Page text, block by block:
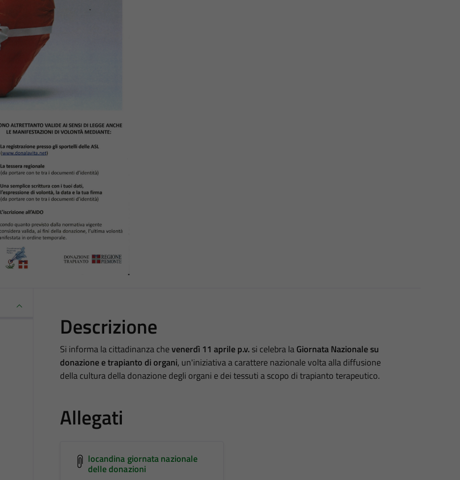
Descrizione
Si informa la cittadinanza chevenerdì 11 aprilep.v. si celebra laGiornata Nazionale su
donazione e trapianto di organi, un'iniziativa a carattere nazionale volta alla diffusione
della cultura della donazione degli organi e dei tessuti a scopo di trapianto terapeutico.
Allegati
locandina giornata nazionale
delle donazioni